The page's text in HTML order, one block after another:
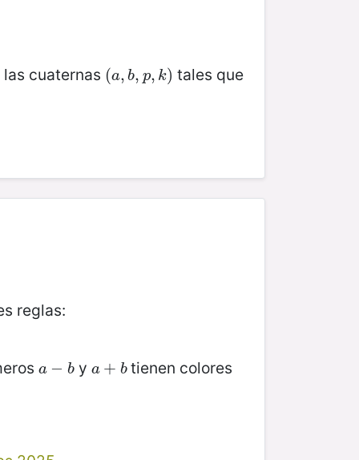
cuaternas (a, b, p, k)
(a,b,p,k ) tales que
reglas:
a − b
a−b y a + b
a+b
tienen colores